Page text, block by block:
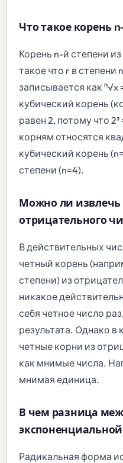
Что такое корень
Корень n-й степени
такое что r в степени
записывается как ⁿ√x
кубический корень
равен 2, потому что
корням относятся
кубический корень
степени (n=4).
Можно ли извлечь
отрицательного
В действительных
четный корень
степени) из
никакое
себя четное число
результата. Однако в
четные корни из
как мнимые числа.
мнимая единица.
В чем разница
Радикальная форма